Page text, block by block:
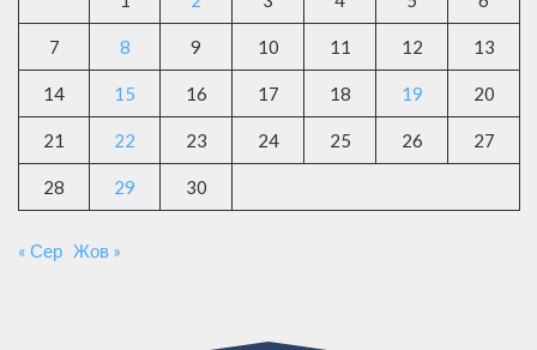
7 8 9 10 11 12 13
14 15 16 17 18 19 20
21 22 23 24 25 26 27
28 29 30
« Сер Жов »